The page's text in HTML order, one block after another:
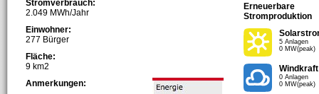
Stromverbrauch:
2.049 MWh/Jahr
Einwohner:
277 Bürger
Fläche:
9 km2
Anmerkungen:
Erneuerbare
Stromproduktion
5 Anlagen
0 MW(peak)
Windkraft
0 Anlagen
0 MW(peak)